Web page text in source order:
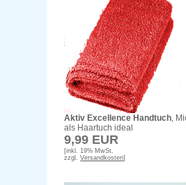
Aktiv Excellence Handtuch,
als Haartuch ideal
9,99 EUR
[inkl. 19% MwSt.
zzgl.Versandkosten]